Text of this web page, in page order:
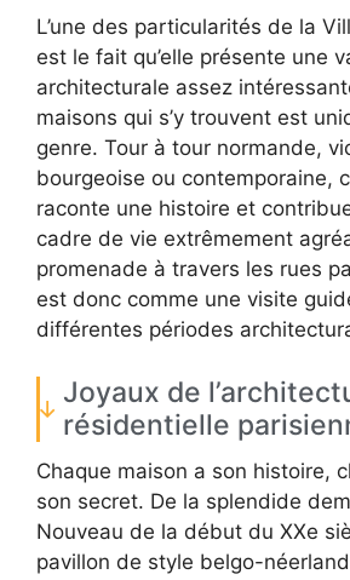
L’une des particularités de la
est le fait qu’elle présente une
architecturale assez
maisons qui s’y trouvent est
genre. Tour à tour normande,
bourgeoise ou contemporaine,
raconte une histoire et
cadre de vie extrêmement
promenade à travers les rues
est donc comme une visite
différentes périodes
Joyaux de
résidentielle
Chaque maison a son histoire,
son secret. De la splendide
Nouveau de la début du XXe
pavillon de style belgo-